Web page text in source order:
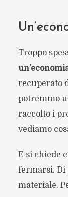
Troppo
recuperato
potremmo
raccolto i
vediamo
E si chiede
fermarsi. Di
materiale.